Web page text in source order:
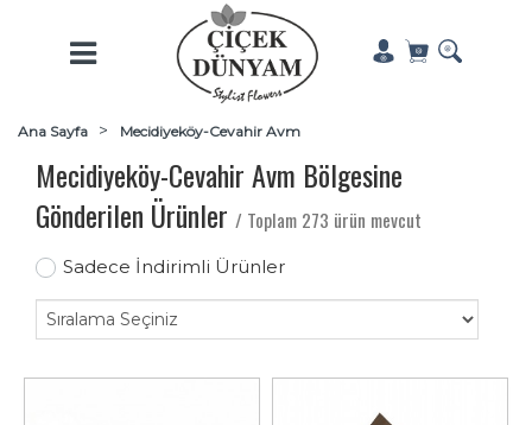
Ana Sayfa Mecidiyeköy-Cevahir Avm
Mecidiyeköy-Cevahir Avm Bölgesine
Gönderilen Ürünler / Toplam 273 ürün mevcut
Sadece İndirimli Ürünler